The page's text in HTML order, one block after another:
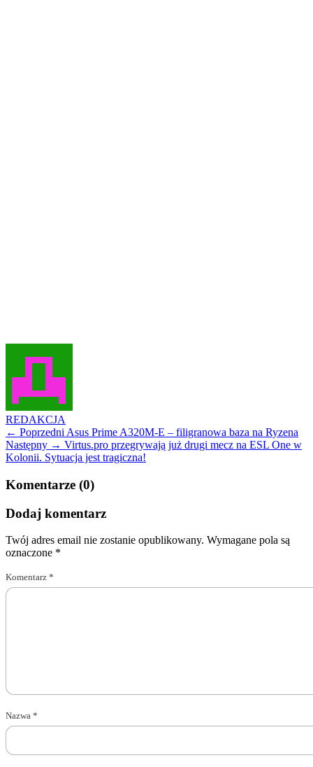
REDAKCJA
← Poprzedni Asus Prime A320M-E – filigranowa baza na Ryzena
Następny → Virtus.pro przegrywają już drugi mecz na ESL One w
Kolonii. Sytuacja jest tragiczna!
Komentarze (0)
Dodaj komentarz
Twój adres email nie zostanie opublikowany. Wymagane pola są
oznaczone *
Komentarz *
Nazwa *